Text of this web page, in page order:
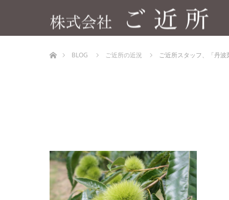
BLOG
ご近所の近況 ご近所スタッフ、「丹